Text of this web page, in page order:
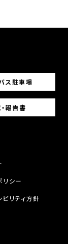
ス駐車場
報告書
リシー
ビリティ方針